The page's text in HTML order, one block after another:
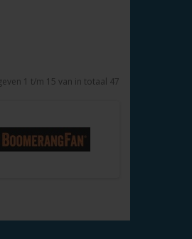
1 t/m 15 van in totaal 47